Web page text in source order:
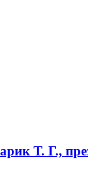
Т. Г.,